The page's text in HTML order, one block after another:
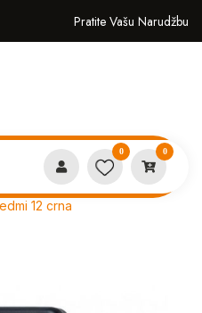
Pratite Vašu Narudžbu
0 0
12 crna